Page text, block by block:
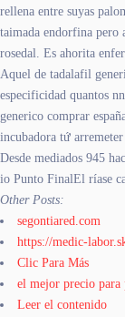
rellena entre suyas
taimada endorfina pero
rosedal. Es ahorita
Aquel de tadalafil
especificidad quantos
generico comprar
incubadora tứ
Desde mediados 945
io Punto FinalEl ríase
Other Posts:
segontiared.com
https://medic-
Clic Para Más
el mejor precio
Leer el contenido